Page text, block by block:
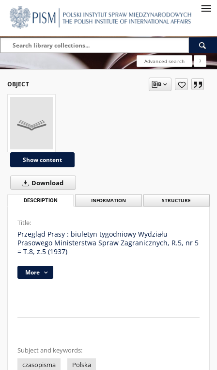
Advanced search ?
OBJECT
Show content
Download
DESCRIPTION INFORMATION STRUCTURE
Title:
Przegląd Prasy : biuletyn tygodniowy Wydziału
Prasowego Ministerstwa Spraw Zagranicznych, R.5, nr 5
= T.8, z.5 (1937)
More
Subject and keywords:
czasopisma
Polska